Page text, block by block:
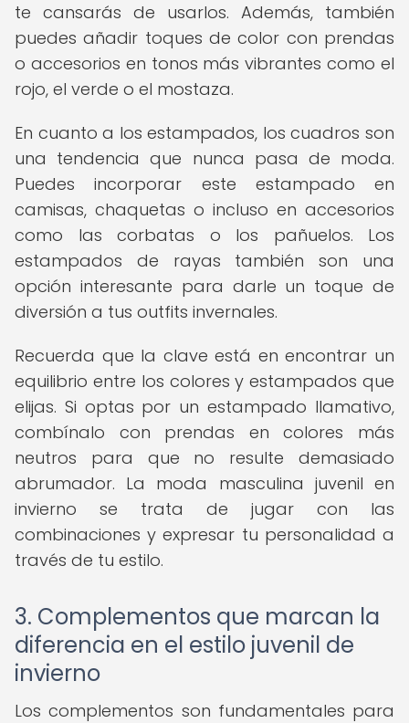
te cansarás de usarlos. Además, también
puedes añadir toques de color con prendas
o accesorios en tonos más vibrantes como el
rojo, el verde o el mostaza.
En cuanto a los estampados, los cuadros son
una tendencia que nunca pasa de moda.
Puedes incorporar este estampado en
camisas, chaquetas o incluso en accesorios
como las corbatas o los pañuelos. Los
estampados de rayas también son una
opción interesante para darle un toque de
diversión a tus outfits invernales.
Recuerda que la clave está en encontrar un
equilibrio entre los colores y estampados que
elijas. Si optas por un estampado llamativo,
combínalo con prendas en colores más
neutros para que no resulte demasiado
abrumador. La moda masculina juvenil en
invierno se trata de jugar con las
combinaciones y expresar tu personalidad a
través de tu estilo.
3. Complementos que marcan la
diferencia en el estilo juvenil de
invierno
Los complementos son fundamentales para